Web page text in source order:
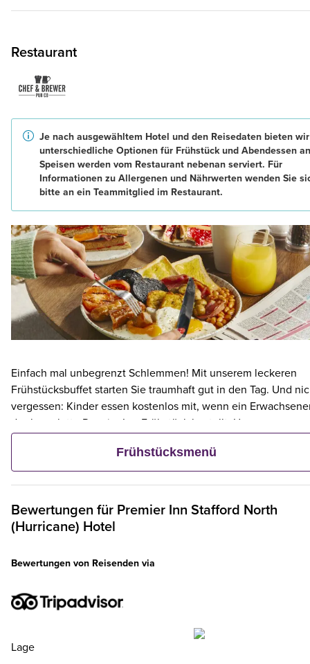
Restaurant
Je nach ausgewähltem Hotel und den Reisedaten bieten wir
unterschiedliche Optionen für Frühstück und Abendessen
Speisen werden vom Restaurant nebenan serviert. Für
Informationen zu Allergenen und Nährwerten wenden Sie
bitte an ein Teammitglied im Restaurant.
Einfach mal unbegrenzt Schlemmen! Mit unserem leckeren
Frühstücksbuffet starten Sie traumhaft gut in den Tag. Und
vergessen: Kinder essen kostenlos mit, wenn ein
das komplette Premier Inn-Frühstück bestellt. Unser
preisgünstiges warmes Frühstück umfasst alle Favoriten und
Klassiker wie frisch zubereiteten Speck, fluffige Rösti, saftige
Würstchen, Eier nach Wahl und vieles mehr. Oder
Sie sich für das kontinentale Frühstück – die leichtere Option
mit Obst, Müsli und frischem Gebäck. Natürlich sind alle
kontinentalen Frühstückskomponenten auch im vollwertigen,
der Buchung die in Ihrem Hotel verfügbaren
Frühstücksoptionen aus.
Frühstücksmenü
Bewertungen für Premier Inn Stafford North
(Hurricane) Hotel
Bewertungen von Reisenden via
Lage